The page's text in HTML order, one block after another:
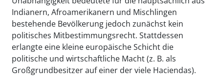
Indianern, Afroamerikanern und Mischlingen
bestehende Bevölkerung jedoch zunächst kein
politisches Mitbestimmungsrecht. Stattdessen
erlangte eine kleine europäische Schicht die
politische und wirtschaftliche Macht (z. B. als
Großgrundbesitzer auf einer der viele Haciendas).